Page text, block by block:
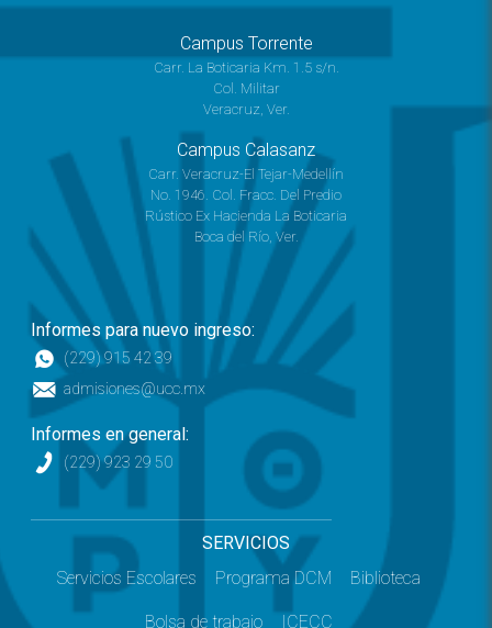
Campus Torrente
Carr. La Boticaria Km. 1.5 s/n.
Col. Militar
Veracruz, Ver.
Campus Calasanz
Carr. Veracruz-El Tejar-Medellín
No. 1946. Col. Fracc. Del Predio
Rústico Ex Hacienda La Boticaria
Boca del Río, Ver.
Informes para nuevo ingreso:
(229) 915 42 39
admisiones@ucc.mx
Informes en general:
(229) 923 29 50
SERVICIOS
Servicios Escolares
Programa DCM Biblioteca
Bolsa de trabajo ICECC